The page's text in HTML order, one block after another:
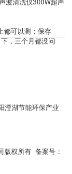
可以测；保存
，三个月都没问
澄湖节能环保产业
版权所有 备案号：